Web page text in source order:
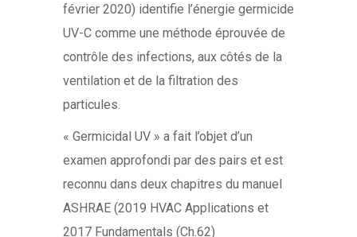
février 2020) identifie l’énergie germicide
UV-C comme une méthode éprouvée de
contrôle des infections, aux côtés de la
ventilation et de la filtration des
particules.
« Germicidal UV » a fait l’objet d’un
examen approfondi par des pairs et est
reconnu dans deux chapitres du manuel
ASHRAE (2019 HVAC Applications et
2017 Fundamentals (Ch.62)